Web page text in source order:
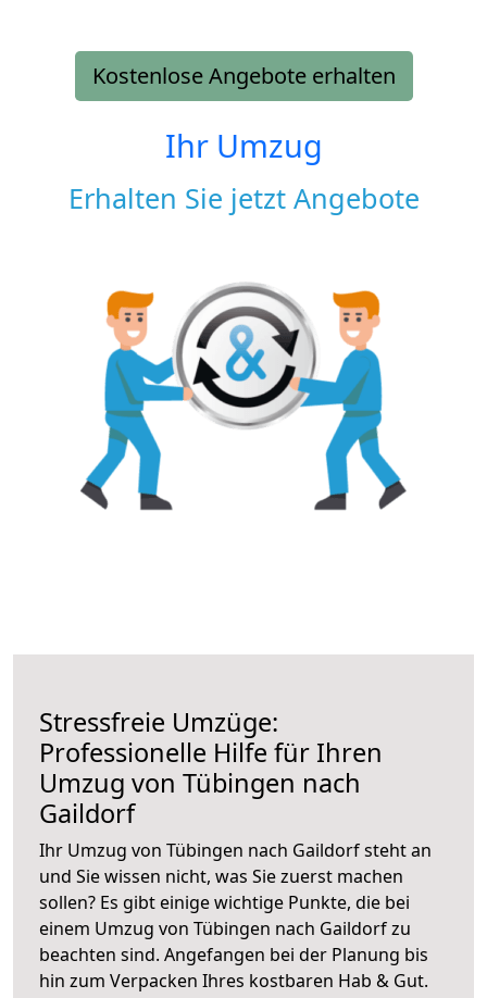
Kostenlose Angebote erhalten
Ihr Umzug
Erhalten Sie jetzt Angebote
Stressfreie Umzüge:
Professionelle Hilfe für Ihren
Umzug von Tübingen nach
Gaildorf
Ihr Umzug von Tübingen nach Gaildorf steht an
und Sie wissen nicht, was Sie zuerst machen
sollen? Es gibt einige wichtige Punkte, die bei
einem Umzug von Tübingen nach Gaildorf zu
beachten sind. Angefangen bei der Planung bis
hin zum Verpacken Ihres kostbaren Hab & Gut.